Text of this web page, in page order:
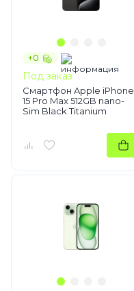
+0
Под заказ
Смартфон Apple iPhone
15 Pro Max 512GB nano-
Sim Black Titanium